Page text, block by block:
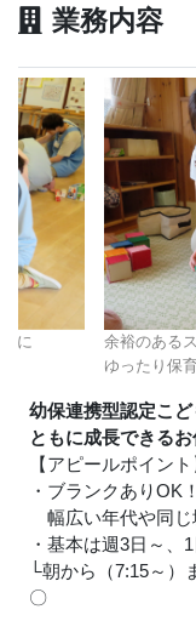
業務内容
に
余裕のある
ゆったり保
幼保連携型認定こ
ともに成長できる
【アピールポイント
・ブランクありOK！
幅広い年代や同じ
・基本は週3日～、
└朝から（7:15～）
〇